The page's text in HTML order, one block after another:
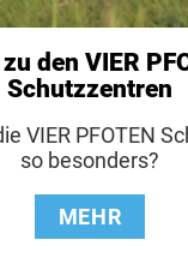
zu den VIER
Schutzzentren
VIER PFOTEN
so besonders?
MEHR